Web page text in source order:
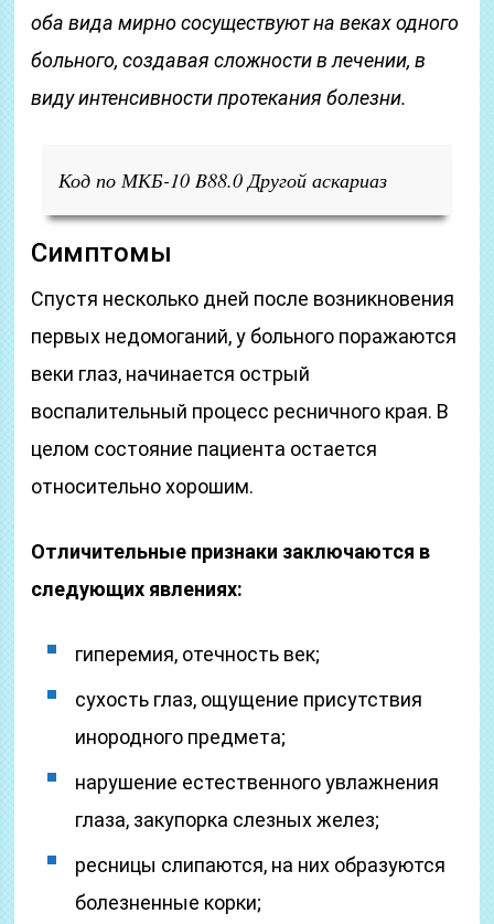
оба вида мирно сосуществуют на веках одного
больного, создавая сложности в лечении, в
виду интенсивности протекания болезни.
Код по МКБ-10 B88.0 Другой аскариаз
Симптомы
Спустя несколько дней после возникновения
первых недомоганий, у больного поражаются
веки глаз, начинается острый
воспалительный процесс ресничного края. В
целом состояние пациента остается
относительно хорошим.
Отличительные признаки заключаются в
следующих явлениях:
гиперемия, отечность век;
сухость глаз, ощущение присутствия
инородного предмета;
нарушение естественного увлажнения
глаза, закупорка слезных желез;
ресницы слипаются, на них образуются
болезненные корки;